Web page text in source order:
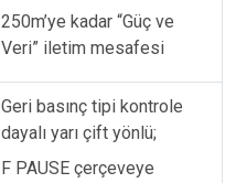
250m’ye kadar “Güç ve
Veri” iletim mesafesi
Geri basınç tipi kontrole
dayalı yarı çift yönlü;
F PAUSE çerçeveye